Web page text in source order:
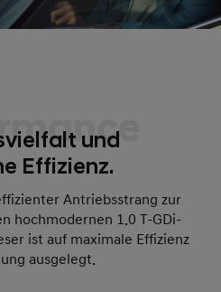
und
Effizienz.
Antriebsstrang zur
hochmodernen 1.0 T-GDi-
ist auf maximale Effizienz
ausgelegt.